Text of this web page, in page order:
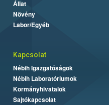
Állat
Növény
Labor/Egyéb
Kapcsolat
Nébih Igazgatóságok
Nébih Laboratóriumok
Kormányhivatalok
Sajtókapcsolat